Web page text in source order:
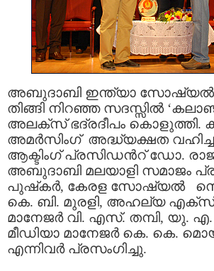
അബുദാബി ഇന്ത്യാ
തിങ്ങി നിറഞ്ഞ സദസ്സില്‍
അലക്‌സ് ഭദ്രദീപം കൊളുത്തി.
അമര്‍സിംഗ് അദ്ധ്യക്ഷത
ആക്ടിംഗ് പ്രസിഡന്‍റ് ഡോ.
അബുദാബി മലയാളി സമാജം
പുഷ്‌കര്‍, കേരള സോഷ്യല്‍
കെ. ബി. മുരളി, അഹല്യ
മാനേജര്‍ വി. എസ്. തമ്പി,
മീഡിയാ മാനേജര്‍ കെ. കെ.
എന്നിവര്‍ പ്രസംഗിച്ചു.